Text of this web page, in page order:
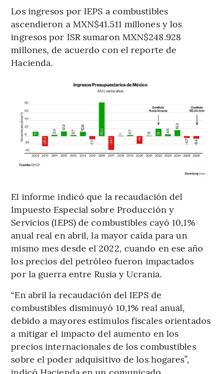
Los ingresos por IEPS a combustibles
ascendieron a MXN$41.511 millones y los
ingresos por ISR sumaron MXN$248.928
millones, de acuerdo con el reporte de
Hacienda.
El informe indicó que la recaudación del
Impuesto Especial sobre Producción y
Servicios (IEPS) de combustibles cayó 10,1%
anual real en abril, la mayor caída para un
mismo mes desde el 2022, cuando en ese año
los precios del petróleo fueron impactados
por la guerra entre Rusia y Ucrania.
“En abril la recaudación del IEPS de
combustibles disminuyó 10,1% real anual,
debido a mayores estímulos fiscales orientados
a mitigar el impacto del aumento en los
precios internacionales de los combustibles
sobre el poder adquisitivo de los hogares”,